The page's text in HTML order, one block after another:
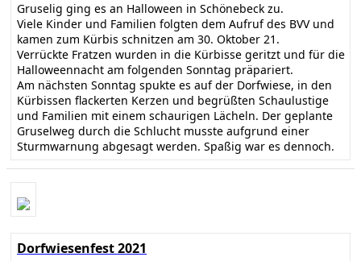
Gruselig ging es an Halloween in Schönebeck zu.
Viele Kinder und Familien folgten dem Aufruf des BVV und
kamen zum Kürbis schnitzen am 30. Oktober 21.
Verrückte Fratzen wurden in die Kürbisse geritzt und für die
Halloweennacht am folgenden Sonntag präpariert.
Am nächsten Sonntag spukte es auf der Dorfwiese, in den
Kürbissen flackerten Kerzen und begrüßten Schaulustige
und Familien mit einem schaurigen Lächeln. Der geplante
Gruselweg durch die Schlucht musste aufgrund einer
Sturmwarnung abgesagt werden. Spaßig war es dennoch.
Dorfwiesenfest 2021